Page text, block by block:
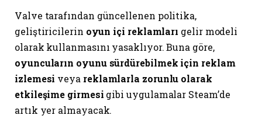
Valve tarafından güncellenen politika,
geliştiricilerin oyun içi reklamları gelir modeli
olarak kullanmasını yasaklıyor. Buna göre,
oyuncuların oyunu sürdürebilmek için reklam
izlemesi veya reklamlarla zorunlu olarak
etkileşime girmesi gibi uygulamalar Steam’de
artık yer almayacak.